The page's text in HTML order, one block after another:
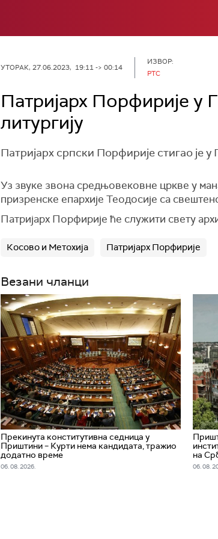
УТОРАК, 27.06.2023, 19:11 -> 00:14
ИЗВОР:
РТС
Патријарх Порфирије у
литургију
Патријарх српски Порфирије стигао
Уз звуке звона средњовековне цркве у
призренске епархије Теодосије са
Патријарх Порфирије ће служити свету
Косово и Метохија Патријарх Порфирије
Везани чланци
Прекинута конститутивна седница у
Приштини – Курти нема кандидата, тражио
додатно време
06. 08. 2026.
на
06. 08.